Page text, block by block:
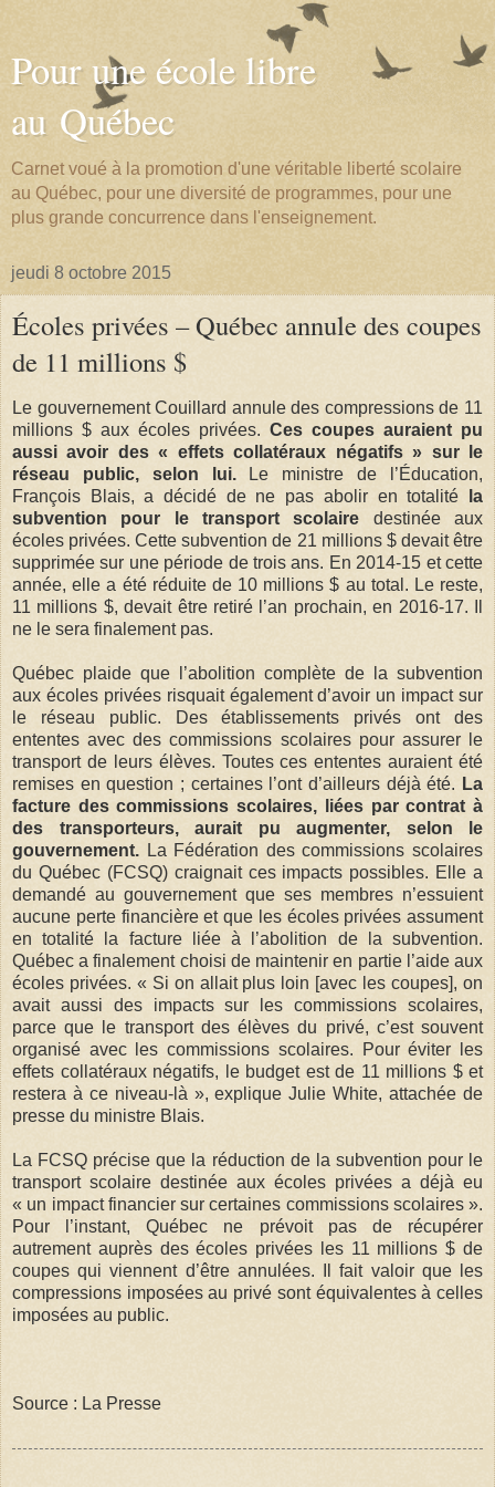
Pour une école libre
au Québec
Carnet voué à la promotion d'une véritable liberté scolaire
au Québec, pour une diversité de programmes, pour une
plus grande concurrence dans l'enseignement.
jeudi 8 octobre 2015
Écoles privées – Québec annule des coupes
de 11 millions $
Le gouvernement Couillard annule des compressions de 11
millions $ aux écoles privées. Ces coupes auraient pu
aussi avoir des « effets collatéraux négatifs » sur le
réseau public, selon lui.
Le ministre de l’Éducation,
François Blais, a décidé de ne pas abolir en totalité
la
subvention pour le transport scolaire destinée aux
écoles privées. Cette subvention de 21 millions $ devait être
supprimée sur une période de trois ans. En 2014-15 et cette
année, elle a été réduite de 10 millions $ au total. Le reste,
11 millions $, devait être retiré l’an prochain, en 2016-17. Il
ne le sera finalement pas.
Québec plaide que l’abolition complète de la subvention
aux écoles privées risquait également d’avoir un impact sur
le réseau public. Des établissements privés ont des
ententes avec des commissions scolaires pour assurer le
transport de leurs élèves. Toutes ces ententes auraient été
remises en question ; certaines l’ont d’ailleurs déjà été. La
facture des commissions scolaires, liées par contrat à
des transporteurs, aurait pu augmenter, selon le
gouvernement. La Fédération des commissions scolaires
du Québec (FCSQ) craignait ces impacts possibles. Elle a
demandé au gouvernement que ses membres n’essuient
aucune perte financière et que les écoles privées assument
en totalité la facture liée à l’abolition de la subvention.
Québec a finalement choisi de maintenir en partie l’aide aux
écoles privées. « Si on allait plus loin [avec les coupes], on
avait aussi des impacts sur les commissions scolaires,
parce que le transport des élèves du privé, c’est souvent
organisé avec les commissions scolaires. Pour éviter les
effets collatéraux négatifs, le budget est de 11 millions $ et
restera à ce niveau-là », explique Julie White, attachée de
presse du ministre Blais.
La FCSQ précise que la réduction de la subvention pour le
transport scolaire destinée aux écoles privées a déjà eu
« un impact financier sur certaines commissions scolaires ».
Pour l’instant, Québec ne prévoit pas de récupérer
autrement auprès des écoles privées les 11 millions $ de
coupes qui viennent d’être annulées. Il fait valoir que les
compressions imposées au privé sont équivalentes à celles
imposées au public.
Source : La Presse